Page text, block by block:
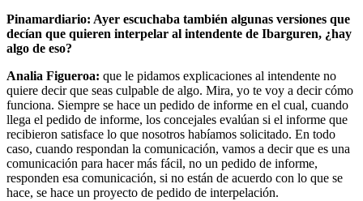
Pinamardiario: Ayer escuchaba también algunas versiones que
decían que quieren interpelar al intendente de Ibarguren, ¿hay
algo de eso?
Analia Figueroa: que le pidamos explicaciones al intendente no
quiere decir que seas culpable de algo. Mira, yo te voy a decir cómo
funciona. Siempre se hace un pedido de informe en el cual, cuando
llega el pedido de informe, los concejales evalúan si el informe que
recibieron satisface lo que nosotros habíamos solicitado. En todo
caso, cuando respondan la comunicación, vamos a decir que es una
comunicación para hacer más fácil, no un pedido de informe,
responden esa comunicación, si no están de acuerdo con lo que se
hace, se hace un proyecto de pedido de interpelación.